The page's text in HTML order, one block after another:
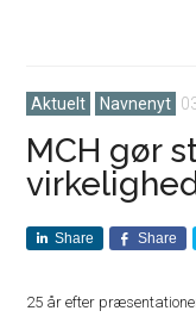
Aktuelt Navnenyt
MCH gør
Share Share
25 år efter